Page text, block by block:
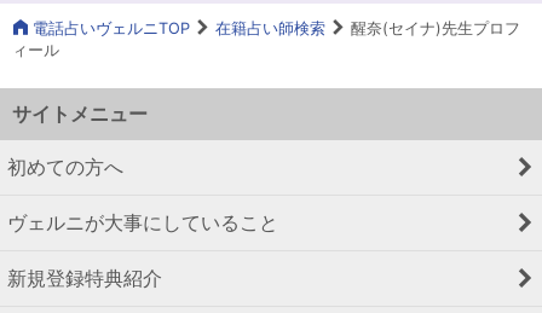
電話占いヴェルニTOP 在籍占い師検索
醒奈(セイナ)先生プロフ
ィール
サイトメニュー
初めての方へ
ヴェルニが大事にしていること
新規登録特典紹介